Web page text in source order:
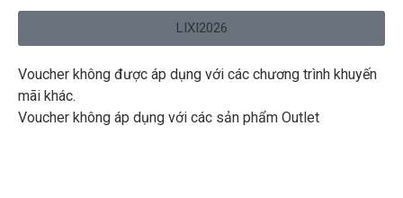
LIXI2026
Voucher không được áp dụng với các chương trình khuyến
mãi khác.
Voucher không áp dụng với các sản phẩm Outlet